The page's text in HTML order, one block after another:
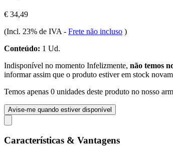
€ 34,49
(Incl. 23% de IVA - Frete não incluso )
Conteúdo: 1 Ud.
Indisponível no momento Infelizmente, não temos
informar assim que o produto estiver em stock
Temos apenas 0 unidades deste produto no nosso
Avise-me quando estiver disponível
Características & Vantagens